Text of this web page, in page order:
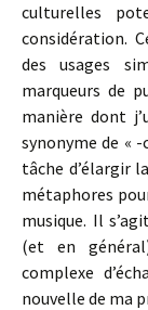
culturelles
considération.
des usages
marqueurs de
manière dont
synonyme de « -
tâche d’élargir
métaphores
musique. Il
(et en
complexe
nouvelle de ma